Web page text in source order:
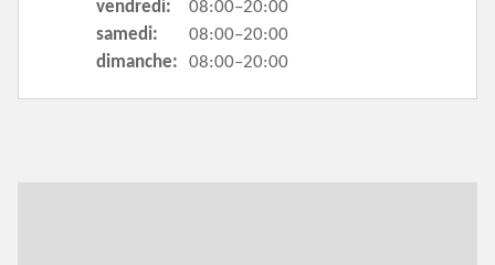
vendredi:
08:00–20:00
samedi:
08:00–20:00
dimanche:
08:00–20:00